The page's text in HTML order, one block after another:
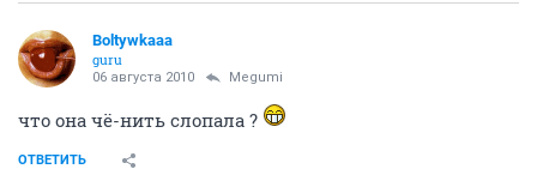
Boltywkaaa
guru
06 августа 2010 Megumi
что она чё-нить слопала ?
ОТВЕТИТЬ